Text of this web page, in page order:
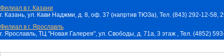
Филиал в г. Казани
г. Казань, ул. Кави Наджми, д. 8, оф. 37 (напртив ТЮЗа), Тел. (843) 292-12-
Филиал в г. Ярославль
г. Ярославль, ТЦ "Новая Галерея", ул. Свободы, д. 71a, 3 этаж , Тел. (4852)